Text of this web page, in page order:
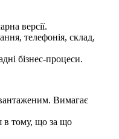
версії.
телефонія, склад,
бізнес-процеси.
Вимагає
в тому, що за що